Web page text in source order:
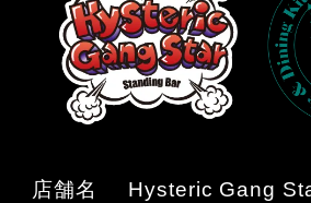
店舗名
Hysteric Gang